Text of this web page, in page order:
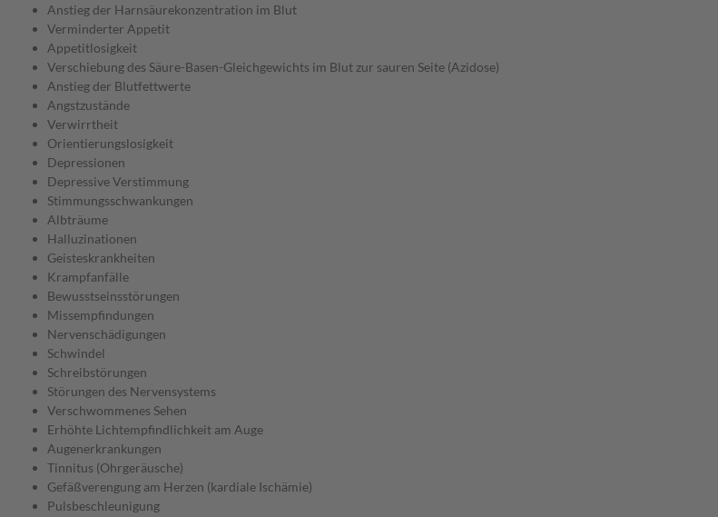
Anstieg der Harnsäurekonzentration im Blut
Verminderter Appetit
Appetitlosigkeit
Verschiebung des Säure-Basen-Gleichgewichts im Blut zur sauren Seite (Azidose)
Anstieg der Blutfettwerte
Angstzustände
Verwirrtheit
Orientierungslosigkeit
Depressionen
Depressive Verstimmung
Stimmungsschwankungen
Albträume
Halluzinationen
Geisteskrankheiten
Krampfanfälle
Bewusstseinsstörungen
Missempfindungen
Nervenschädigungen
Schwindel
Schreibstörungen
Störungen des Nervensystems
Verschwommenes Sehen
Erhöhte Lichtempfindlichkeit am Auge
Augenerkrankungen
Tinnitus (Ohrgeräusche)
Gefäßverengung am Herzen (kardiale Ischämie)
Pulsbeschleunigung